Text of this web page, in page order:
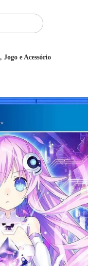
Jogo e Acessório